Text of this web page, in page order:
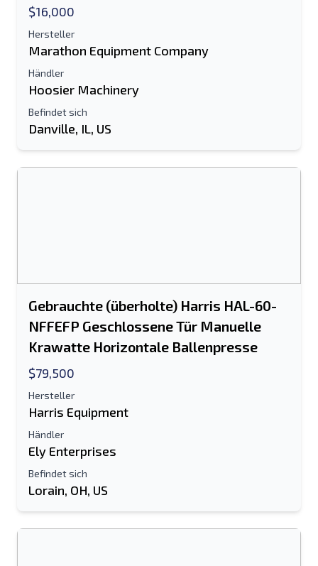
Send a Message
Vollständiger Name
E-Mail-Addresse
$16,000
Hersteller
Marathon Equipment Company
Händler
Hoosier Machinery
Befindet sich
Danville, IL, US
Gebrauchte (überholte) Harris HAL-60-
NFFEFP Geschlossene Tür Manuelle
Krawatte Horizontale Ballenpresse
$79,500
Hersteller
Harris Equipment
Händler
Ely Enterprises
Befindet sich
Lorain, OH, US
ein Feld für die Handynummer
erforderlich
Listing per E-Mail senden
Textliste auf Mobilgerät
Ihren vollständigen Namen